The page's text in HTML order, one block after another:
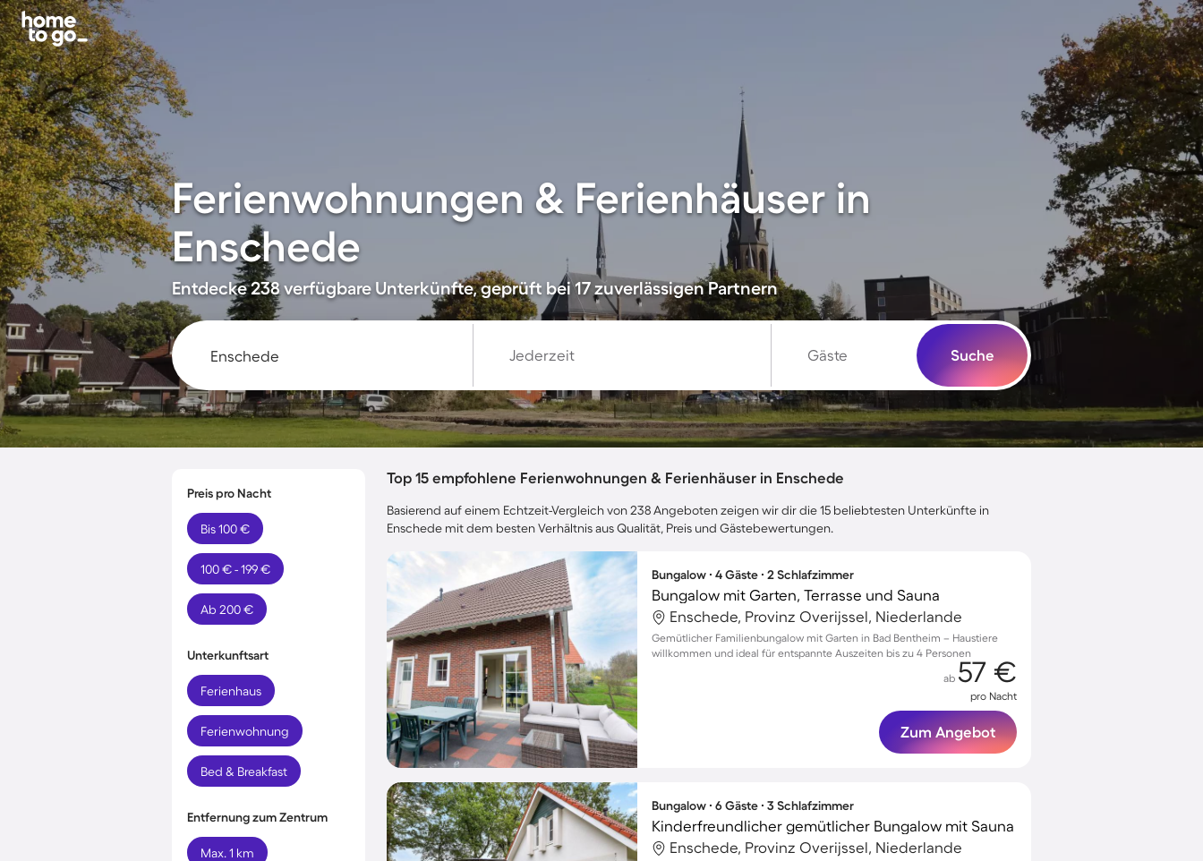
Ferienwohnungen & Ferienhäuser in
Enschede
Entdecke 238 verfügbare Unterkünfte, geprüft bei 17 zuverlässigen Partnern
Jederzeit Gäste Suche
Preis pro Nacht
Bis 100 €
100 € - 199 €
Ab 200 €
Unterkunftsart
Ferienhaus
Ferienwohnung
Bed & Breakfast
Entfernung zum Zentrum
Max. 1 km
Top 15 empfohlene Ferienwohnungen & Ferienhäuser in Enschede
Basierend auf einem Echtzeit-Vergleich von 238 Angeboten zeigen wir dir die 15 beliebtesten Unterkünfte in
Enschede mit dem besten Verhältnis aus Qualität, Preis und Gästebewertungen.
Bungalow ∙ 4 Gäste ∙ 2 Schlafzimmer
Bungalow mit Garten, Terrasse und Sauna
Enschede, Provinz Overijssel, Niederlande
Gemütlicher Familienbungalow mit Garten in Bad Bentheim – Haustiere
willkommen und ideal für entspannte Auszeiten bis zu 4 Personen
ab 57 €
pro Nacht
Zum Angebot
Bungalow ∙ 6 Gäste ∙ 3 Schlafzimmer
Kinderfreundlicher gemütlicher Bungalow mit Sauna
Enschede, Provinz Overijssel, Niederlande